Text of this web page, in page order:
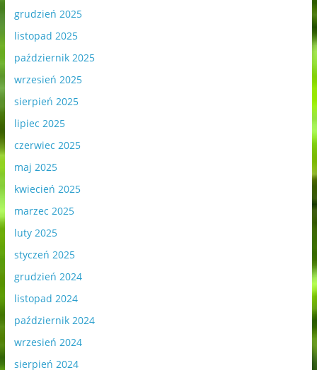
grudzień 2025
listopad 2025
październik 2025
wrzesień 2025
sierpień 2025
lipiec 2025
czerwiec 2025
maj 2025
kwiecień 2025
marzec 2025
luty 2025
styczeń 2025
grudzień 2024
listopad 2024
październik 2024
wrzesień 2024
sierpień 2024